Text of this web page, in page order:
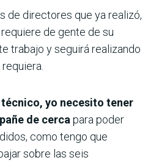
de directores que ya realizó,
de gente de su
trabajo y seguirá realizando
yo necesito tener
de cerca para poder
como tengo que
sobre las seis